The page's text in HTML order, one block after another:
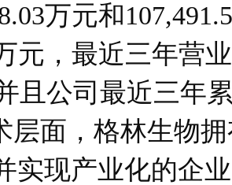
万元和
元，最近三年营
且公司最近三年
面，格林生物拥
实现产业化的企